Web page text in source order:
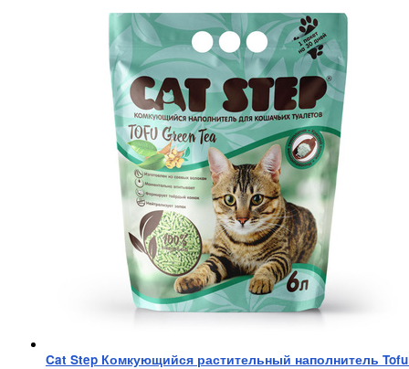
Cat Step Комкующийся растительный наполнитель Tofu